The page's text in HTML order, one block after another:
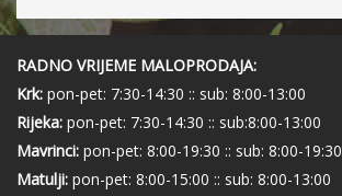
RADNO VRIJEME MALOPRODAJA:
Krk: pon-pet: 7:30-14:30 :: sub: 8:00-13:00
Rijeka: pon-pet: 7:30-14:30 :: sub:8:00-13:00
Mavrinci: pon-pet: 8:00-19:30 :: sub: 8:00-19:30
Matulji: pon-pet: 8:00-15:00 :: sub: 8:00-13:00